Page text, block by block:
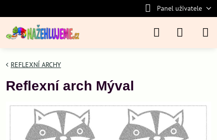
Panel uživatele
REFLEXNÍ ARCHY
Reflexní arch Mýval